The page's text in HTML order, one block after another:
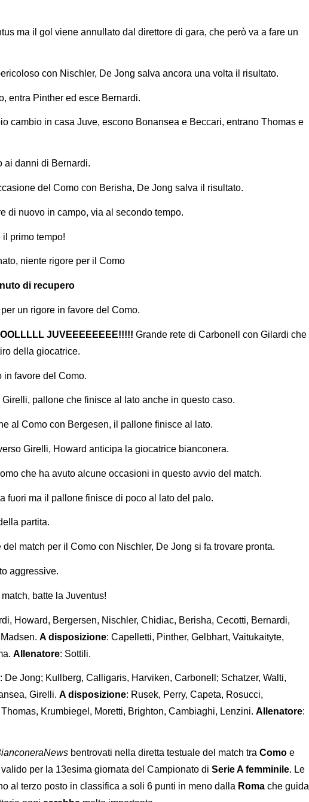
ma il gol viene annullato dal direttore di gara, che però va a fare un
con Nischler, De Jong salva ancora una volta il risultato.
entra Pinther ed esce Bernardi.
cambio in casa Juve, escono Bonansea e Beccari, entrano Thomas e
ai danni di Bernardi.
del Como con Berisha, De Jong salva il risultato.
di nuovo in campo, via al secondo tempo.
il primo tempo!
niente rigore per il Como
di recupero
un rigore in favore del Como.
JUVEEEEEEEE!!!!! Grande rete di Carbonell con Gilardi che
della giocatrice.
in favore del Como.
pallone che finisce al lato anche in questo caso.
al Como con Bergesen, il pallone finisce al lato.
Girelli, Howard anticipa la giocatrice bianconera.
che ha avuto alcune occasioni in questo avvio del match.
fuori ma il pallone finisce di poco al lato del palo.
partita.
del match per il Como con Nischler, De Jong si fa trovare pronta.
aggressive.
batte la Juventus!
Howard, Bergersen, Nischler, Chidiac, Berisha, Cecotti, Bernardi,
A disposizione: Capelletti, Pinther, Gelbhart, Vaitukaityte,
Allenatore: Sottili.
: De Jong; Kullberg, Calligaris, Harviken, Carbonell; Schatzer, Walti,
Girelli. A disposizione: Rusek, Perry, Capeta, Rosucci,
Krumbiegel, Moretti, Brighton, Cambiaghi, Lenzini. Allenatore:
bentrovati nella diretta testuale del match tra Como e
valido per la 13esima giornata del Campionato di Serie A femminile. Le
al terzo posto in classifica a soli 6 punti in meno dalla Roma che guida